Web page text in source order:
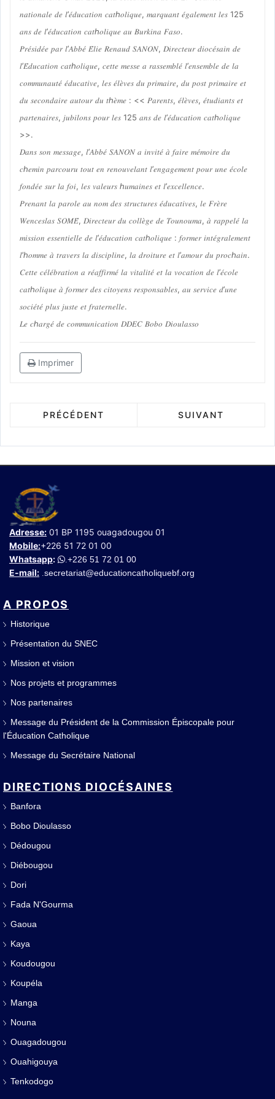
𝑛𝑎𝑡𝑖𝑜𝑛𝑎𝑙𝑒 𝑑𝑒 𝑙’𝑒́𝑑𝑢𝑐𝑎𝑡𝑖𝑜𝑛 𝑐𝑎𝑡ℎ𝑜𝑙𝑖𝑞𝑢𝑒, 𝑚𝑎𝑟𝑞𝑢𝑎𝑛𝑡 𝑒́𝑔𝑎𝑙𝑒𝑚𝑒𝑛𝑡 𝑙𝑒𝑠 125
𝑎𝑛𝑠 𝑑𝑒 𝑙’𝑒́𝑑𝑢𝑐𝑎𝑡𝑖𝑜𝑛 𝑐𝑎𝑡ℎ𝑜𝑙𝑖𝑞𝑢𝑒 𝑎𝑢 𝐵𝑢𝑟𝑘𝑖𝑛𝑎 𝐹𝑎𝑠𝑜.
𝑃𝑟𝑒́𝑠𝑖𝑑𝑒́𝑒 𝑝𝑎𝑟 𝑙’𝐴𝑏𝑏𝑒́ 𝐸́𝑙𝑖𝑒 𝑅𝑒𝑛𝑎𝑢𝑑 𝑆𝐴𝑁𝑂𝑁, 𝐷𝑖𝑟𝑒𝑐𝑡𝑒𝑢𝑟 𝑑𝑖𝑜𝑐𝑒́𝑠𝑎𝑖𝑛 𝑑𝑒
𝑙’𝐸́𝑑𝑢𝑐𝑎𝑡𝑖𝑜𝑛 𝑐𝑎𝑡ℎ𝑜𝑙𝑖𝑞𝑢𝑒, 𝑐𝑒𝑡𝑡𝑒 𝑚𝑒𝑠𝑠𝑒 𝑎 𝑟𝑎𝑠𝑠𝑒𝑚𝑏𝑙𝑒́ 𝑙’𝑒𝑛𝑠𝑒𝑚𝑏𝑙𝑒 𝑑𝑒 𝑙𝑎
𝑐𝑜𝑚𝑚𝑢𝑛𝑎𝑢𝑡𝑒́ 𝑒́𝑑𝑢𝑐𝑎𝑡𝑖𝑣𝑒, 𝑙𝑒𝑠 𝑒́𝑙𝑒̀𝑣𝑒𝑠 𝑑𝑢 𝑝𝑟𝑖𝑚𝑎𝑖𝑟𝑒, 𝑑𝑢 𝑝𝑜𝑠𝑡 𝑝𝑟𝑖𝑚𝑎𝑖𝑟𝑒 𝑒𝑡
𝑑𝑢 𝑠𝑒𝑐𝑜𝑛𝑑𝑎𝑖𝑟𝑒 𝑎𝑢𝑡𝑜𝑢𝑟 𝑑𝑢 𝑡ℎ𝑒̀𝑚𝑒 : << 𝑃𝑎𝑟𝑒𝑛𝑡𝑠, 𝑒́𝑙𝑒̀𝑣𝑒𝑠, 𝑒́𝑡𝑢𝑑𝑖𝑎𝑛𝑡𝑠 𝑒𝑡
𝑝𝑎𝑟𝑡𝑒𝑛𝑎𝑖𝑟𝑒𝑠, 𝑗𝑢𝑏𝑖𝑙𝑜𝑛𝑠 𝑝𝑜𝑢𝑟 𝑙𝑒𝑠 125 𝑎𝑛𝑠 𝑑𝑒 𝑙’𝑒́𝑑𝑢𝑐𝑎𝑡𝑖𝑜𝑛 𝑐𝑎𝑡ℎ𝑜𝑙𝑖𝑞𝑢𝑒
>>.
𝐷𝑎𝑛𝑠 𝑠𝑜𝑛 𝑚𝑒𝑠𝑠𝑎𝑔𝑒, 𝑙’𝐴𝑏𝑏𝑒́ 𝑆𝐴𝑁𝑂𝑁 𝑎 𝑖𝑛𝑣𝑖𝑡𝑒́ 𝑎̀ 𝑓𝑎𝑖𝑟𝑒 𝑚𝑒́𝑚𝑜𝑖𝑟𝑒 𝑑𝑢
𝑐ℎ𝑒𝑚𝑖𝑛 𝑝𝑎𝑟𝑐𝑜𝑢𝑟𝑢 𝑡𝑜𝑢𝑡 𝑒𝑛 𝑟𝑒𝑛𝑜𝑢𝑣𝑒𝑙𝑎𝑛𝑡 𝑙’𝑒𝑛𝑔𝑎𝑔𝑒𝑚𝑒𝑛𝑡 𝑝𝑜𝑢𝑟 𝑢𝑛𝑒 𝑒́𝑐𝑜𝑙𝑒
𝑓𝑜𝑛𝑑𝑒́𝑒 𝑠𝑢𝑟 𝑙𝑎 𝑓𝑜𝑖, 𝑙𝑒𝑠 𝑣𝑎𝑙𝑒𝑢𝑟𝑠 ℎ𝑢𝑚𝑎𝑖𝑛𝑒𝑠 𝑒𝑡 𝑙’𝑒𝑥𝑐𝑒𝑙𝑙𝑒𝑛𝑐𝑒.
𝑃𝑟𝑒𝑛𝑎𝑛𝑡 𝑙𝑎 𝑝𝑎𝑟𝑜𝑙𝑒 𝑎𝑢 𝑛𝑜𝑚 𝑑𝑒𝑠 𝑠𝑡𝑟𝑢𝑐𝑡𝑢𝑟𝑒𝑠 𝑒́𝑑𝑢𝑐𝑎𝑡𝑖𝑣𝑒𝑠, 𝑙𝑒 𝐹𝑟𝑒̀𝑟𝑒
𝑊𝑒𝑛𝑐𝑒𝑠𝑙𝑎𝑠 𝑆𝑂𝑀𝐸́, 𝐷𝑖𝑟𝑒𝑐𝑡𝑒𝑢𝑟 𝑑𝑢 𝑐𝑜𝑙𝑙𝑒̀𝑔𝑒 𝑑𝑒 𝑇𝑜𝑢𝑛𝑜𝑢𝑚𝑎, 𝑎̀ 𝑟𝑎𝑝𝑝𝑒𝑙𝑒́ 𝑙𝑎
𝑚𝑖𝑠𝑠𝑖𝑜𝑛 𝑒𝑠𝑠𝑒𝑛𝑡𝑖𝑒𝑙𝑙𝑒 𝑑𝑒 𝑙’𝑒́𝑑𝑢𝑐𝑎𝑡𝑖𝑜𝑛 𝑐𝑎𝑡ℎ𝑜𝑙𝑖𝑞𝑢𝑒 : 𝑓𝑜𝑟𝑚𝑒𝑟 𝑖𝑛𝑡𝑒́𝑔𝑟𝑎𝑙𝑒𝑚𝑒𝑛𝑡
𝑙’ℎ𝑜𝑚𝑚𝑒 𝑎̀ 𝑡𝑟𝑎𝑣𝑒𝑟𝑠 𝑙𝑎 𝑑𝑖𝑠𝑐𝑖𝑝𝑙𝑖𝑛𝑒, 𝑙𝑎 𝑑𝑟𝑜𝑖𝑡𝑢𝑟𝑒 𝑒𝑡 𝑙’𝑎𝑚𝑜𝑢𝑟 𝑑𝑢 𝑝𝑟𝑜𝑐ℎ𝑎𝑖𝑛.
𝐶𝑒𝑡𝑡𝑒 𝑐𝑒́𝑙𝑒́𝑏𝑟𝑎𝑡𝑖𝑜𝑛 𝑎 𝑟𝑒́𝑎𝑓𝑓𝑖𝑟𝑚𝑒́ 𝑙𝑎 𝑣𝑖𝑡𝑎𝑙𝑖𝑡𝑒́ 𝑒𝑡 𝑙𝑎 𝑣𝑜𝑐𝑎𝑡𝑖𝑜𝑛 𝑑𝑒 𝑙’𝑒́𝑐𝑜𝑙𝑒
𝑐𝑎𝑡ℎ𝑜𝑙𝑖𝑞𝑢𝑒 𝑎̀ 𝑓𝑜𝑟𝑚𝑒𝑟 𝑑𝑒𝑠 𝑐𝑖𝑡𝑜𝑦𝑒𝑛𝑠 𝑟𝑒𝑠𝑝𝑜𝑛𝑠𝑎𝑏𝑙𝑒𝑠, 𝑎𝑢 𝑠𝑒𝑟𝑣𝑖𝑐𝑒 𝑑’𝑢𝑛𝑒
𝑠𝑜𝑐𝑖𝑒́𝑡𝑒́ 𝑝𝑙𝑢𝑠 𝑗𝑢𝑠𝑡𝑒 𝑒𝑡 𝑓𝑟𝑎𝑡𝑒𝑟𝑛𝑒𝑙𝑙𝑒.
𝐿𝑒 𝑐ℎ𝑎𝑟𝑔𝑒́ 𝑑𝑒 𝑐𝑜𝑚𝑚𝑢𝑛𝑖𝑐𝑎𝑡𝑖𝑜𝑛 𝐷𝐷𝐸𝐶 𝐵𝑜𝑏𝑜 𝐷𝑖𝑜𝑢𝑙𝑎𝑠𝑠𝑜
Imprimer
PRÉCÉDENT SUIVANT
Adresse: 01 BP 1195 ouagadougou 01
Mobile:+226 51 72 01 00
Whatsapp: +226 51 72 01 00
E-mail: secretariat@educationcatholiquebf.org
A PROPOS
Historique
Présentation du SNEC
Mission et vision
Nos projets et programmes
Nos partenaires
Message du Président de la Commission Épiscopale pour
l'Éducation Catholique
Message du Secrétaire National
DIRECTIONS DIOCÉSAINES
Banfora
Bobo Dioulasso
Dédougou
Diébougou
Dori
Fada N'Gourma
Gaoua
Kaya
Koudougou
Koupéla
Manga
Nouna
Ouagadougou
Ouahigouya
Tenkodogo